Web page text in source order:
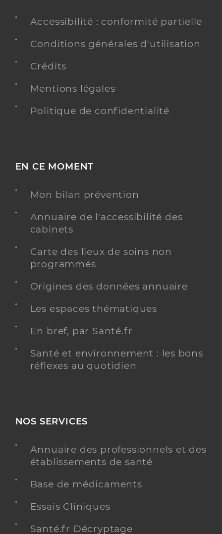
Accessibilité : conformité partielle
Conditions générales d'utilisation
Crédits
Mentions légales
Politique de confidentialité
EN CE MOMENT
Mon bilan prévention
Annuaire de l'accessibilité des
cabinets
Carte des lieux de soins non
programmés
Origines des données annuaire
Les espaces thématiques
En bref, par Santé.fr
Santé et environnement : les bons
réflexes au quotidien
NOS SERVICES
Annuaire des professionnels et des
établissements de santé
Base de médicaments
Essais Cliniques
Santé.fr Décryptage